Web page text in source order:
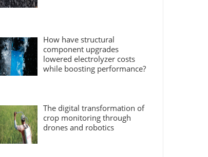
How have structural
component upgrades
lowered electrolyzer costs
while boosting performance?
The digital transformation of
crop monitoring through
drones and robotics